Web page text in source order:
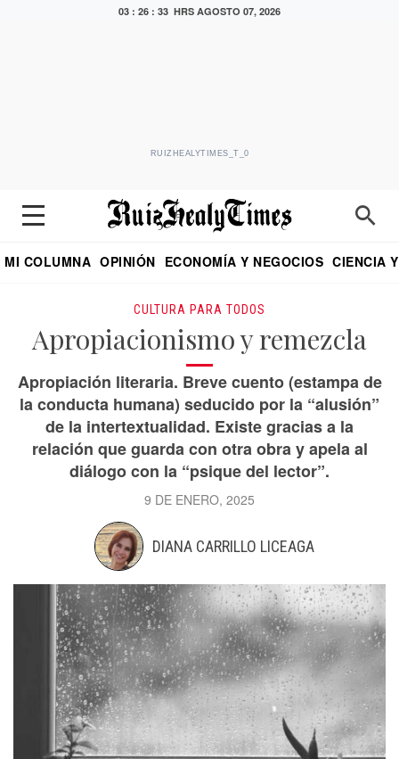
03 : 26 : 34 HRS AGOSTO 07, 2026
RUIZHEALYTIMES_T_0
MI COLUMNA OPINIÓN ECONOMÍA Y NEGOCIOS CIENCIA
CULTURA PARA TODOS
Apropiacionismo y remezcla
Apropiación literaria. Breve cuento (estampa de
la conducta humana) seducido por la “alusión”
de la intertextualidad. Existe gracias a la
relación que guarda con otra obra y apela al
diálogo con la “psique del lector”.
9 DE ENERO, 2025
DIANA CARRILLO LICEAGA